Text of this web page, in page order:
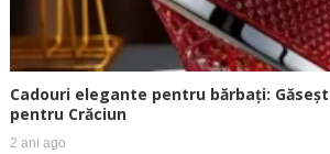
Cadouri elegante pentru bărbați:
pentru Crăciun
2 ani ago